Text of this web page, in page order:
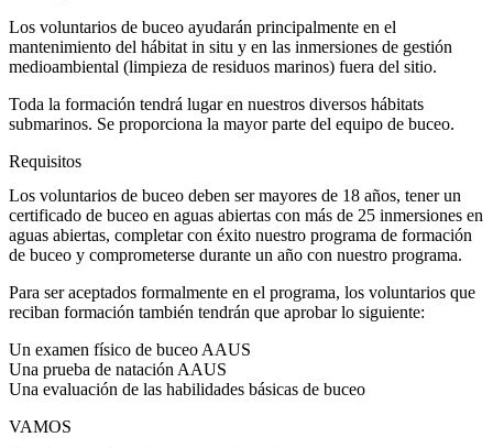
Los voluntarios de buceo ayudarán principalmente en el
mantenimiento del hábitat in situ y en las inmersiones de gestión
medioambiental (limpieza de residuos marinos) fuera del sitio.
Toda la formación tendrá lugar en nuestros diversos hábitats
submarinos. Se proporciona la mayor parte del equipo de buceo.
Requisitos
Los voluntarios de buceo deben ser mayores de 18 años, tener un
certificado de buceo en aguas abiertas con más de 25 inmersiones en
aguas abiertas, completar con éxito nuestro programa de formación
de buceo y comprometerse durante un año con nuestro programa.
Para ser aceptados formalmente en el programa, los voluntarios que
reciban formación también tendrán que aprobar lo siguiente:
Un examen físico de buceo AAUS
Una prueba de natación AAUS
Una evaluación de las habilidades básicas de buceo
VAMOS